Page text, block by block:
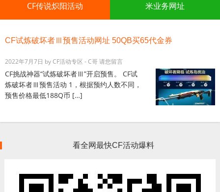
CF传说炽阳活动 米业务网址
CF试炼破坏者Ⅲ预售活动网址 50QB买65代金券
2022年7月7日 byCF活动专区 - C哥请您留言
CF挑战神器“试炼破坏者Ⅲ”开启预售。 CF试
炼破坏者Ⅲ预售活动 1，根据预约人数不同，
预售价格最低188Q币 […]
看全网最快CF活动爆料